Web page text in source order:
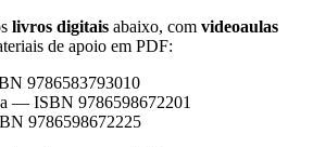
livros digitais abaixo, com videoaulas
de apoio em PDF:
9786583793010
— ISBN 9786598672201
9786598672225